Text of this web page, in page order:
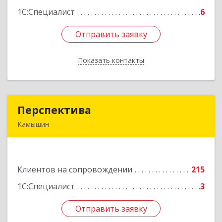
1С:Специалист
6
Отправить заявку
Показать контакты
Отправить заявку
Назад
Перспектива
Камышин
Клиентов на сопровождении
215
1С:Специалист
3
Отправить заявку
Подробнее
Отправить заявку